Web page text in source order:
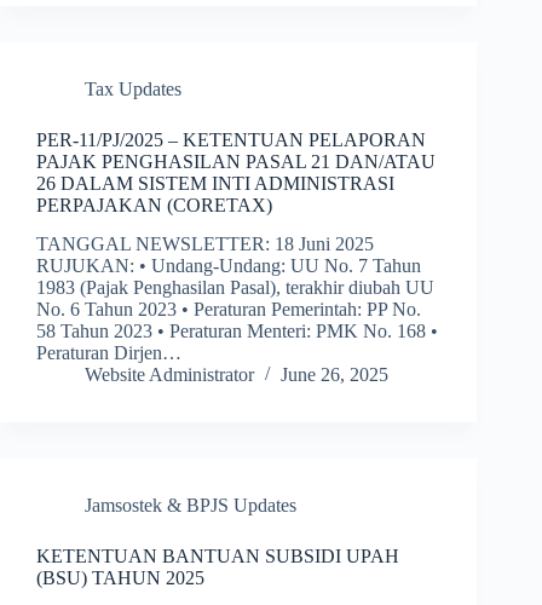
Tax Updates
PER-11/PJ/2025 – KETENTUAN PELAPORAN
PAJAK PENGHASILAN PASAL 21 DAN/ATAU
26 DALAM SISTEM INTI ADMINISTRASI
PERPAJAKAN (CORETAX)
TANGGAL NEWSLETTER: 18 Juni 2025
RUJUKAN: • Undang-Undang: UU No. 7 Tahun
1983 (Pajak Penghasilan Pasal), terakhir diubah UU
No. 6 Tahun 2023 • Peraturan Pemerintah: PP No.
58 Tahun 2023 • Peraturan Menteri: PMK No. 168 •
Peraturan Dirjen…
Website Administrator
June 26, 2025
Jamsostek & BPJS Updates
KETENTUAN BANTUAN SUBSIDI UPAH
(BSU) TAHUN 2025